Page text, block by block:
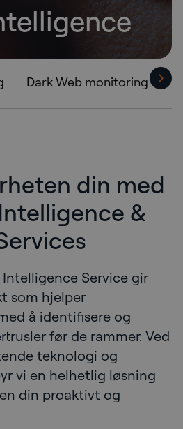
Dark Web monitoring
din med
&
Service gir
som hjelper
å identifisere og
før de rammer. Ved
teknologi og
vi en helhetlig løsning
din proaktivt og